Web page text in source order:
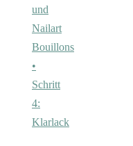
und
Nailart
Bouillons
•
Schritt
4:
Klarlack